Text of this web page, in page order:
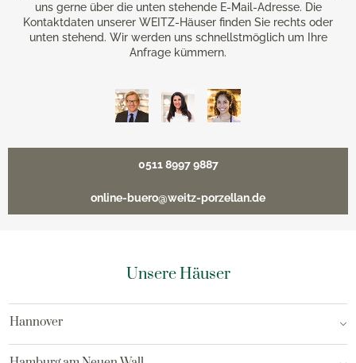
uns gerne über die unten stehende E-Mail-Adresse. Die
Kontaktdaten unserer WEITZ-Häuser finden Sie rechts oder
unten stehend. Wir werden uns schnellstmöglich um Ihre
Anfrage kümmern.
0511 8997 9887
online-buero@weitz-porzellan.de
Unsere Häuser
Hannover